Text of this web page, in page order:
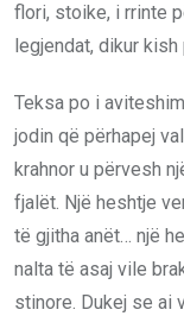
flori, stoike, i rrinte
legjendat, dikur
Teksa po i
jodin që përhapej
krahnor u përvesh
fjalët. Një heshtje
të gjitha anët… një
nalta të asaj vile
stinore. Dukej se ai